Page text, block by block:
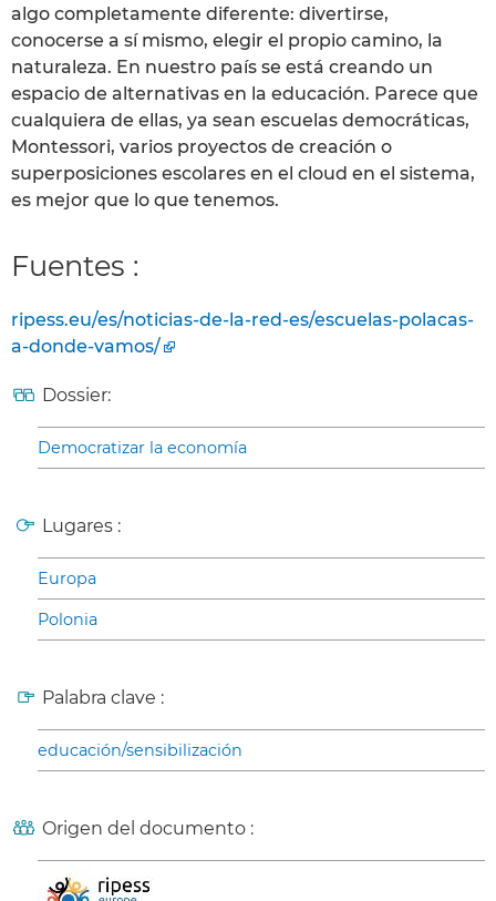
algo completamente diferente: divertirse,
conocerse a sí mismo, elegir el propio camino, la
naturaleza. En nuestro país se está creando un
espacio de alternativas en la educación. Parece que
cualquiera de ellas, ya sean escuelas democráticas,
Montessori, varios proyectos de creación o
superposiciones escolares en el cloud en el sistema,
es mejor que lo que tenemos.
Fuentes :
ripess.eu/es/noticias-de-la-red-es/escuelas-polacas-
a-donde-vamos/
Dossier:
Democratizar la economía
Lugares :
Europa
Polonia
Palabra clave :
educación/sensibilización
Origen del documento :